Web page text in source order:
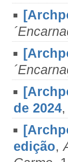
de 2024,
edição,